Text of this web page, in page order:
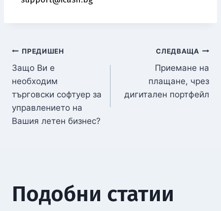
ПРЕДИШЕН
Защо Ви е
необходим
търговски софтуер за
управлението на
Вашия летен бизнес?
СЛЕДВАЩА
Приемане на
плащане, чрез
дигитален портфейл
Подобни статии